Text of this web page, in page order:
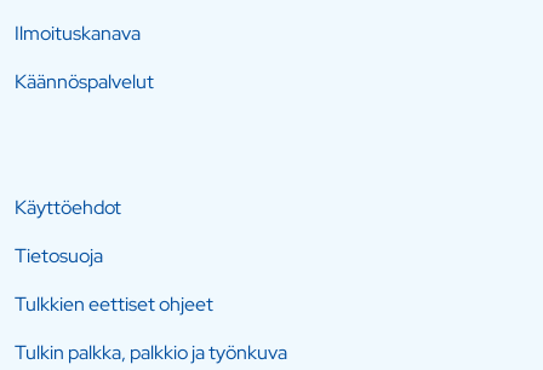
Ilmoituskanava
Käännöspalvelut
Käyttöehdot
Tietosuoja
Tulkkien eettiset ohjeet
Tulkin palkka, palkkio ja työnkuva